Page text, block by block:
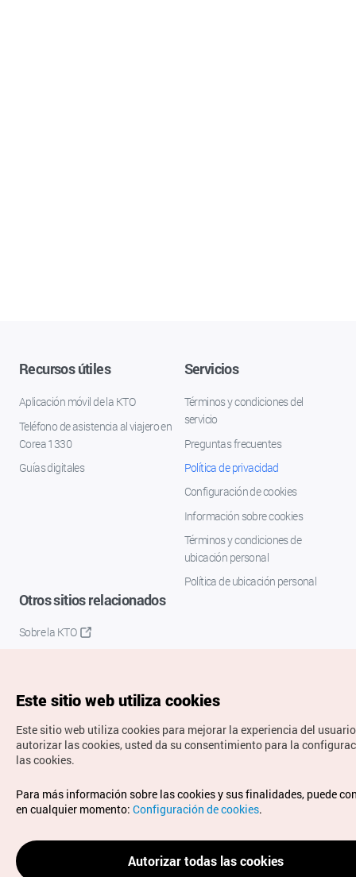
Recursos útiles
Aplicación móvil de la KTO
Teléfono de asistencia al viajero en
Corea 1330
Guías digitales
Servicios
Términos y condiciones del
servicio
Preguntas frecuentes
Política de privacidad
Configuración de cookies
Información sobre cookies
Términos y condiciones de
ubicación personal
Política de ubicación personal
Otros sitios relacionados
Sobre la KTO
Copyrights © Organización de Turismo de Corea. Todos los
derechos reservados.
Para informes de errores y cuestiones relacionadas con el
sitio web, dirija sus consultas al correoelectrónico oficial:
spanish@knto.or.kr
Este sitio web utiliza cookies
Este sitio web utiliza cookies para mejorar la experiencia del
autorizar las cookies, usted da su consentimiento para la
las cookies.
Para más información sobre las cookies y sus finalidades, puede
en cualquier momento: Configuración de cookies.
Autorizar todas las cookies